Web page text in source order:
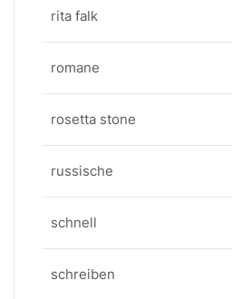
rita falk
romane
rosetta stone
russische
schnell
schreiben